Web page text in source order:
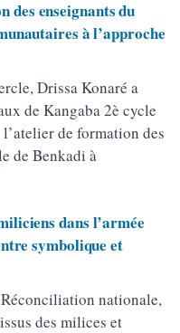
des enseignants du
à l’approche
Drissa Konaré a
de Kangaba 2è cycle
de formation des
de Benkadi à
dans l’armée
symbolique et
nationale,
des milices et